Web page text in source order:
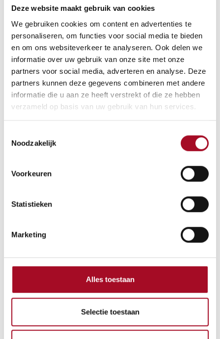
Deze website maakt gebruik van cookies
We gebruiken cookies om content en advertenties te
personaliseren, om functies voor social media te bieden
en om ons websiteverkeer te analyseren. Ook delen we
informatie over uw gebruik van onze site met onze
partners voor social media, adverteren en analyse. Deze
partners kunnen deze gegevens combineren met andere
informatie die u aan ze heeft verstrekt of die ze hebben
verzameld op basis van uw gebruik van hun services.
Noodzakelijk
Voorkeuren
Statistieken
Marketing
Alles toestaan
Selectie toestaan
geschaafd dan de zwarte truffel.
Kan ook gebruikt worden om andere groenten te schilferen
zoals wortel, komkommer, courgette, wortel.
En probeer zeker eens flinterdunne schilfertjes te maken
van een blok parmigiano of grana padanokaas.
46,55€
Aan winkelmandje toevoegen
Algemene voorwaarden